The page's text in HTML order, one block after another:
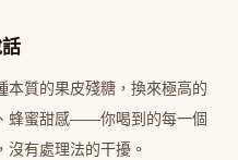
本質的果皮殘糖，換來極高的
蜂蜜甜感——你喝到的每一個
有處理法的干擾。